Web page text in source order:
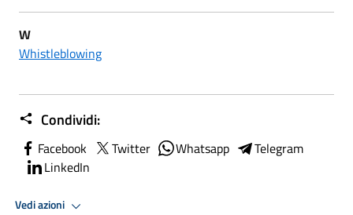
W
Whistleblowing
Condividi:
Facebook Twitter Whatsapp
Telegram
LinkedIn
Vedi azioni